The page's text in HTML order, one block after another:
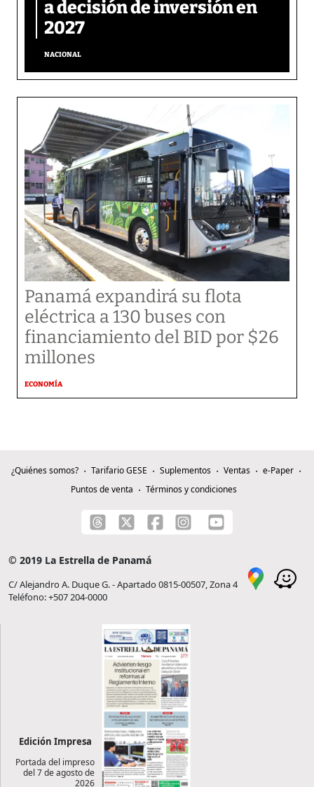
a decisión de inversión en
2027
NACIONAL
Panamá expandirá su flota
eléctrica a 130 buses con
financiamiento del BID por $26
millones
ECONOMÍA
¿Quiénes somos? Tarifario GESE Suplementos Ventas
e-Paper
Puntos de venta
Términos y condiciones
© 2019 La Estrella de Panamá
C/ Alejandro A. Duque G. - Apartado 0815-00507, Zona 4
Teléfono: +507 204-0000
Edición Impresa
Portada del impreso
del 7 de agosto de
2026